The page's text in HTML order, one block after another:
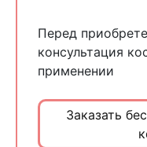
Перед
консультация
применении
Заказать